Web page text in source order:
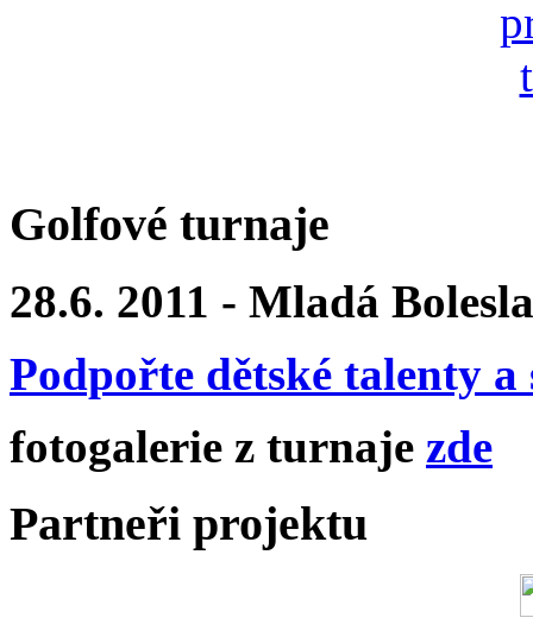
Golfové turnaje
28.6. 2011 - Mladá
Podpořte dětské talenty
fotogalerie z turnaje zde
Partneři projektu